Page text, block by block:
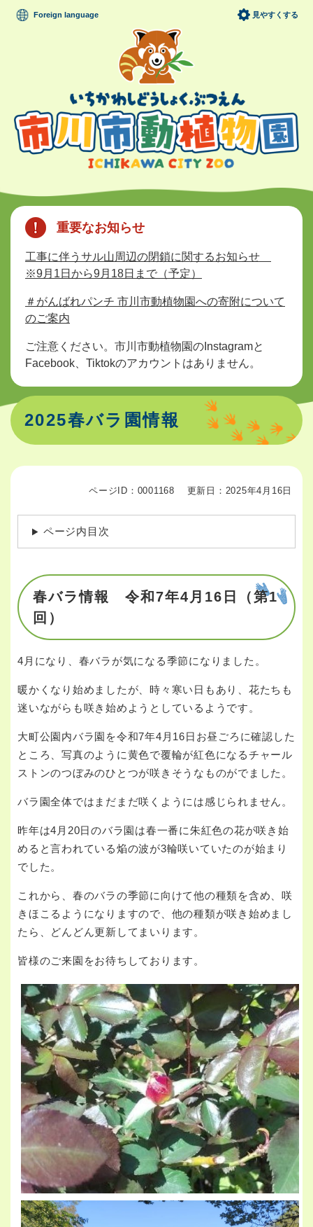
見やすくする
Foreign language
重要なお知らせ
工事に伴うサル山周辺の閉鎖に関するお知らせ
※9月1日から9月18日まで（予定）
＃がんばれパンチ 市川市動植物園への寄附について
のご案内
ご注意ください。市川市動植物園のInstagramと
Facebook、Tiktokのアカウントはありません。
2025春バラ園情報
ページID：0001168 更新日：2025年4月16日
ページ内目次
春バラ情報 令和7年4月16日（第1
回）
4月になり、春バラが気になる季節になりました。
暖かくなり始めましたが、時々寒い日もあり、花たちも
迷いながらも咲き始めようとしているようです。
大町公園内バラ園を令和7年4月16日お昼ごろに確認した
ところ、写真のように黄色で覆輪が紅色になるチャール
ストンのつぼみのひとつが咲きそうなものがでました。
バラ園全体ではまだまだ咲くようには感じられません。
昨年は4月20日のバラ園は春一番に朱紅色の花が咲き始
めると言われている焔の波が3輪咲いていたのが始まり
でした。
これから、春のバラの季節に向けて他の種類を含め、咲
きほこるようになりますので、他の種類が咲き始めまし
たら、どんどん更新してまいります。
皆様のご来園をお待ちしております。